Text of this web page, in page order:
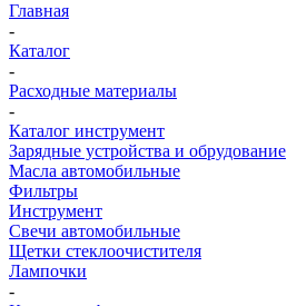
Главная
-
Каталог
-
Расходные материалы
-
Каталог инструмент
Зарядные устройства и обрудование
Масла автомобильные
Фильтры
Инструмент
Свечи автомобильные
Щетки стеклоочистителя
Лампочки
-